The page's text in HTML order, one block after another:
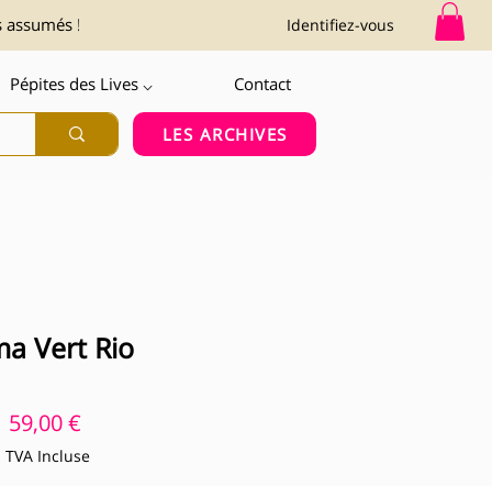
! Identifiez-vous
Pépites des Lives ⌵ Contact
LES ARCHIVES
Vert Rio
59,00 €Prix
TVA Incluse